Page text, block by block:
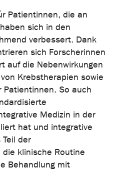
Patientinnen, die an
sich in den
verbessert. Dank
sich Forscherinnen
auf die Nebenwirkungen
Krebstherapien sowie
So auch
Medizin in der
hat und integrative
der
klinische Routine
Behandlung mit